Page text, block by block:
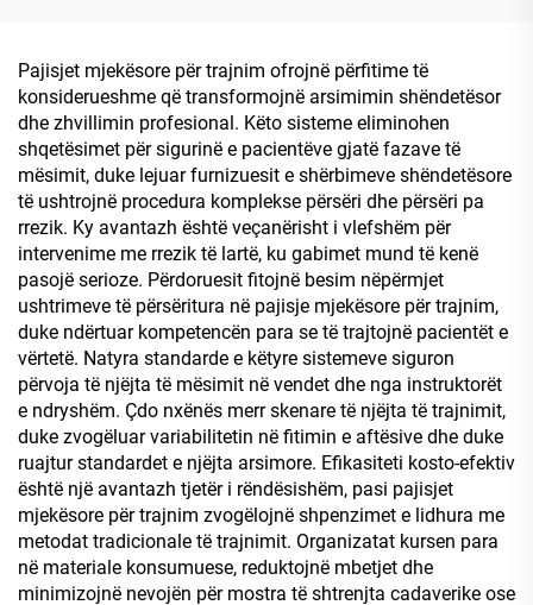
Pajisjet mjekësore për trajnim ofrojnë përfitime të
konsiderueshme që transformojnë arsimimin shëndetësor
dhe zhvillimin profesional. Këto sisteme eliminohen
shqetësimet për sigurinë e pacientëve gjatë fazave të
mësimit, duke lejuar furnizuesit e shërbimeve shëndetësore
të ushtrojnë procedura komplekse përsëri dhe përsëri pa
rrezik. Ky avantazh është veçanërisht i vlefshëm për
intervenime me rrezik të lartë, ku gabimet mund të kenë
pasojë serioze. Përdoruesit fitojnë besim nëpërmjet
ushtrimeve të përsëritura në pajisje mjekësore për trajnim,
duke ndërtuar kompetencën para se të trajtojnë pacientët e
vërtetë. Natyra standarde e këtyre sistemeve siguron
përvoja të njëjta të mësimit në vendet dhe nga instruktorët
e ndryshëm. Çdo nxënës merr skenare të njëjta të trajnimit,
duke zvogëluar variabilitetin në fitimin e aftësive dhe duke
ruajtur standardet e njëjta arsimore. Efikasiteti kosto-efektiv
është një avantazh tjetër i rëndësishëm, pasi pajisjet
mjekësore për trajnim zvogëlojnë shpenzimet e lidhura me
metodat tradicionale të trajnimit. Organizatat kursen para
në materiale konsumuese, reduktojnë mbetjet dhe
minimizojnë nevojën për mostra të shtrenjta cadaverike ose